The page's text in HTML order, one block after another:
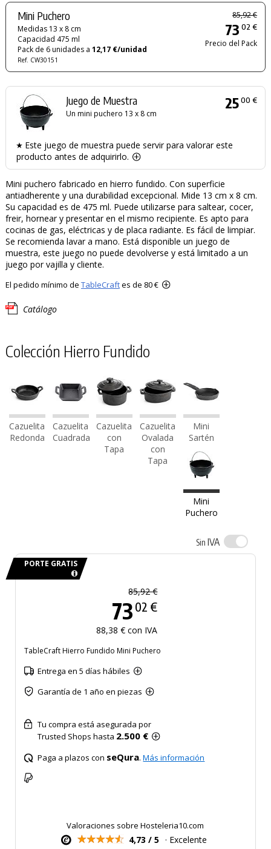
Mini Puchero
Medidas 13 x 8 cm
Capacidad 475 ml
Pack de 6 unidades a12,17 €/unidad
Ref. CW30151
85,92 €
73 02 €
Precio del Pack
Juego de Muestra
Un mini puchero 13 x 8 cm
2500 €
Este juego de muestra puede servir para valorar este
producto antes de adquirirlo.
Mini puchero fabricado en hierro fundido. Con superficie
antiadherente y una durabilidad excepcional. Mide 13 cm x 8 cm.
Su capacidad es de 475 ml. Puede utilizarse para saltear, cocer,
freir, hornear y presentar en el mismo recipiente. Es apto para
cocinas de gas, eléctricas y de placa radiante. Es fácil de limpiar.
Se recomienda lavar a mano. Está disponible un juego de
muestra, este juego no puede devolverse y está limitado a un
juego por vajilla y cliente.
El pedido mínimo de TableCraftes de 80 €
Catálogo
Colección Hierro Fundido
Cazuelita
Redonda
Cazuelita
Cuadrada
Cazuelita
con
Tapa
Cazuelita
Ovalada
con
Tapa
Mini
Sartén
Mini
Puchero
Sin IVA
PORTE GRATIS
85,92 €
73 02 €
88,38 € con IVA
TableCraft Hierro Fundido Mini Puchero
Entrega en 5 días hábiles
Garantía de 1 año en piezas
Tu compra está asegurada por
Trusted Shops hasta 2.500 €
Paga a plazos con seQura.Más información
Valoraciones sobre Hosteleria10.com
4,73 / 5 · Excelente